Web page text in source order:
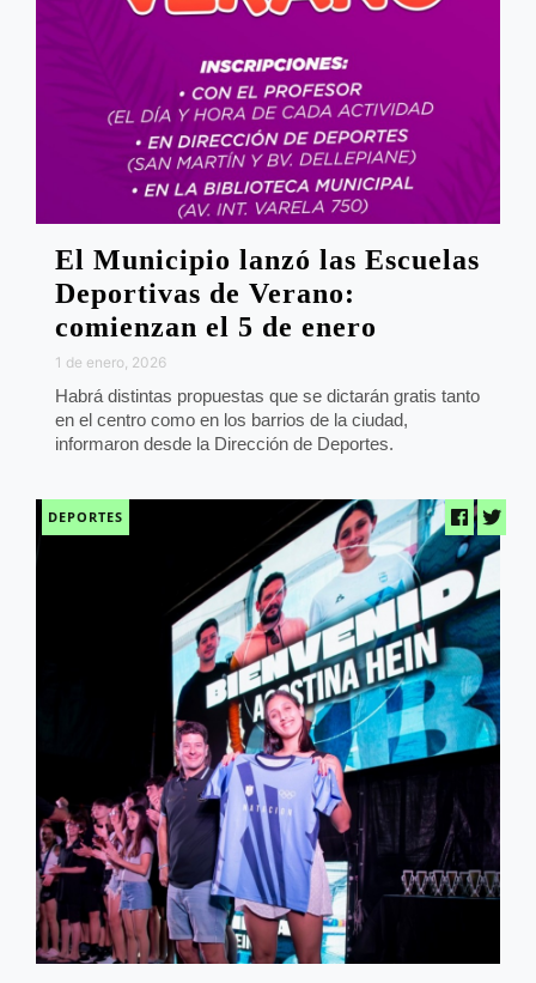
El Municipio lanzó las Escuelas
Deportivas de Verano:
comienzan el 5 de enero
1 de enero, 2026
Habrá distintas propuestas que se dictarán gratis tanto
en el centro como en los barrios de la ciudad,
informaron desde la Dirección de Deportes.
DEPORTES